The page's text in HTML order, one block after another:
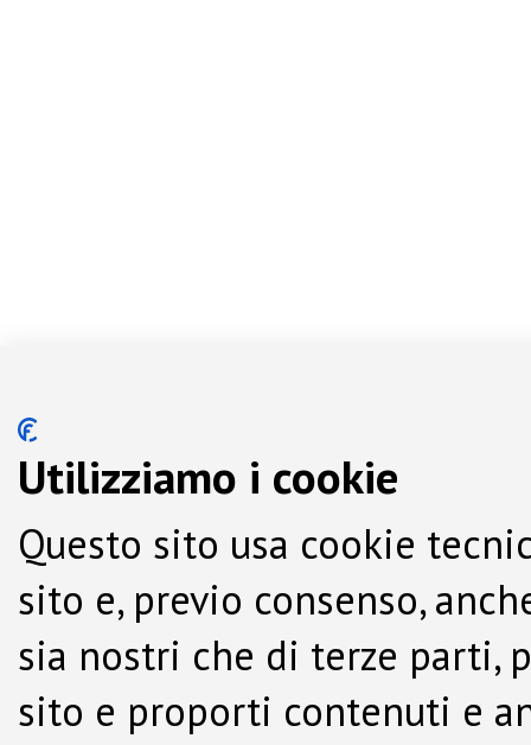
Utilizziamo i cookie
Questo sito usa cookie
sito e, previo consenso,
sia nostri che di terze parti,
sito e proporti contenuti e